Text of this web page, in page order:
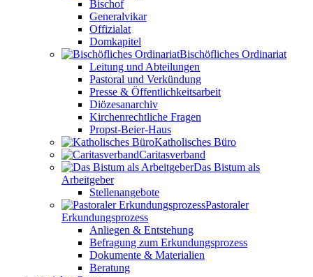
Bischof
Generalvikar
Offizialat
Domkapitel
Bischöfliches Ordinariat
Leitung und Abteilungen
Pastoral und Verkündung
Presse & Öffentlichkeitsarbeit
Diözesanarchiv
Kirchenrechtliche Fragen
Propst-Beier-Haus
Katholisches Büro
Caritasverband
Das Bistum als
Arbeitgeber
Stellenangebote
Pastoraler
Erkundungsprozess
Anliegen & Entstehung
Befragung zum Erkundungsprozess
Dokumente & Materialien
Beratung